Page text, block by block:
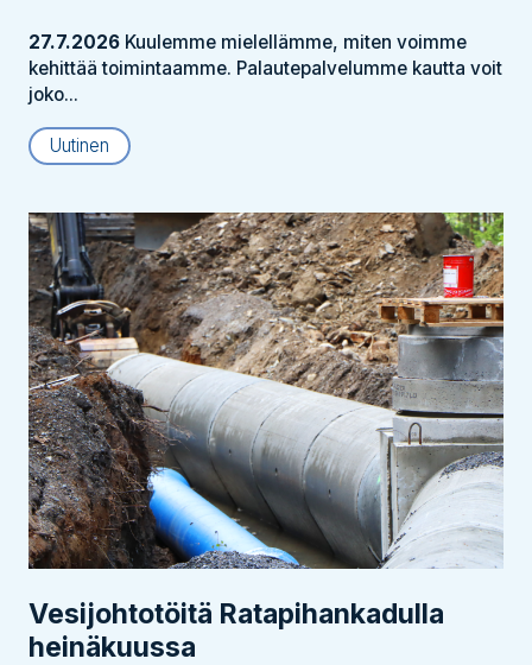
27.7.2026 Kuulemme mielellämme, miten voimme
kehittää toimintaamme. Palautepalvelumme kautta voit
joko...
Uutinen
Vesijohtotöitä Ratapihankadulla
heinäkuussa